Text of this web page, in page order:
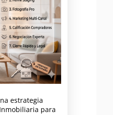
estrategia
para